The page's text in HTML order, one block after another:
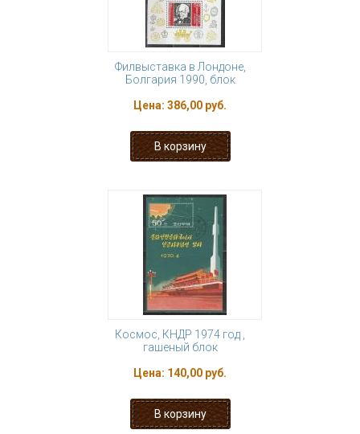
Филвыставка в Лондоне,
Болгария 1990, блок
Цена: 386,00 руб.
Космос, КНДР 1974 год ,
гашеный блок
Цена: 140,00 руб.